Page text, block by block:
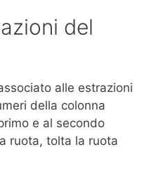
del
alle estrazioni
della colonna
e al secondo
ruota, tolta la ruota